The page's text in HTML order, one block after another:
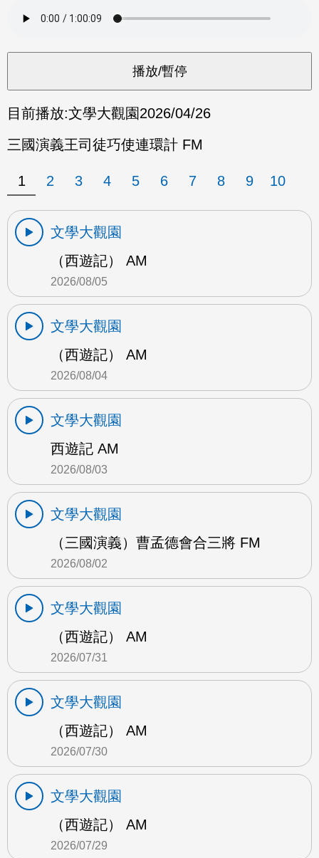
目前播放:文學大觀園2026/04/26
三國演義王司徒巧使連環計 FM
1 2 3 4 5 6 7 8 9 10
文學大觀園
（西遊記） AM
2026/08/05
文學大觀園
（西遊記） AM
2026/08/04
文學大觀園
西遊記 AM
2026/08/03
文學大觀園
（三國演義）曹孟德會合三將 FM
2026/08/02
文學大觀園
（西遊記） AM
2026/07/31
文學大觀園
（西遊記） AM
2026/07/30
文學大觀園
（西遊記） AM
2026/07/29